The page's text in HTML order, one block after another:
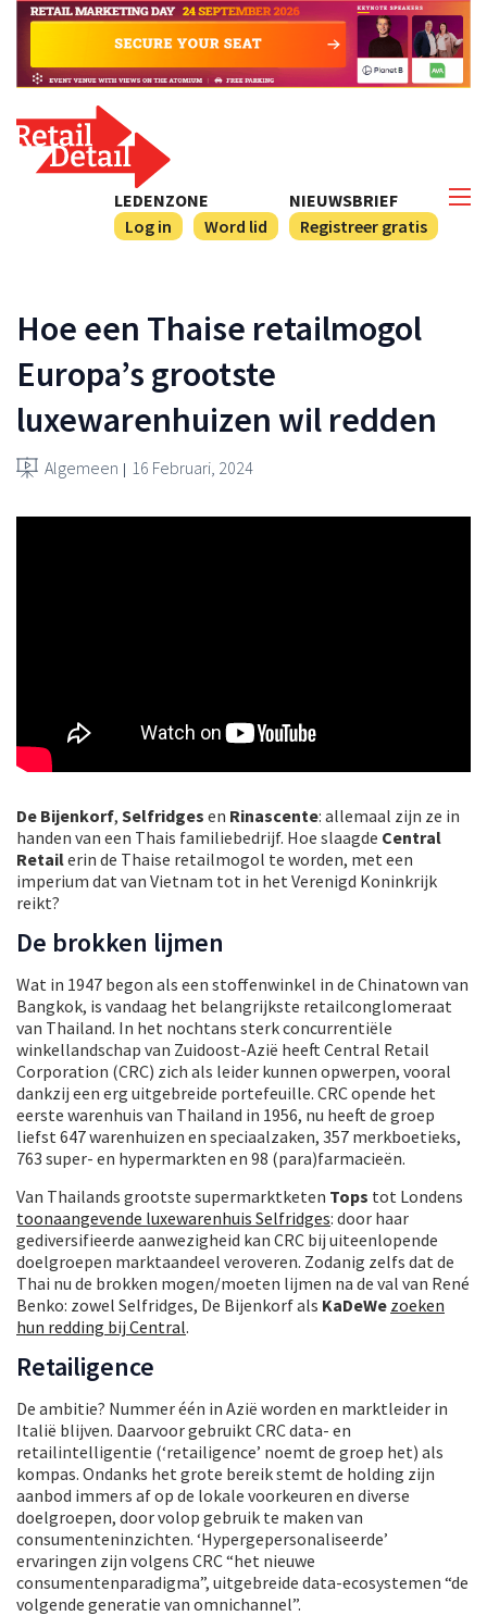
NIEUWSBRIEF
Registreer gratis
LEDENZONE
Log in
Word lid
Hoe een Thaise retailmogol
Europa’s grootste
luxewarenhuizen wil redden
Algemeen 16 Februari, 2024
De Bijenkorf, Selfridges en Rinascente: allemaal zijn ze in
handen van een Thais familiebedrijf. Hoe slaagde Central
Retailerin de Thaise retailmogol te worden, met een
imperium dat van Vietnam tot in het Verenigd Koninkrijk
reikt?
De brokken lijmen
Wat in 1947 begon als een stoffenwinkel in de Chinatown van
Bangkok, is vandaag het belangrijkste retailconglomeraat
van Thailand. In het nochtans sterk concurrentiële
winkellandschap van Zuidoost-Azië heeft Central Retail
Corporation (CRC) zich als leider kunnen opwerpen, vooral
dankzij een erg uitgebreide portefeuille. CRC opende het
eerste warenhuis van Thailand in 1956, nu heeft de groep
liefst 647 warenhuizen en speciaalzaken, 357 merkboetieks,
763 super- en hypermarkten en 98 (para)farmacieën.
Van Thailands grootste supermarktketen Tops tot Londens
toonaangevende luxewarenhuis Selfridges: door haar
gediversifieerde aanwezigheid kan CRC bij uiteenlopende
doelgroepen marktaandeel veroveren. Zodanig zelfs dat de
Thai nu de brokken mogen/moeten lijmen na de val van René
Benko: zowel Selfridges, De Bijenkorf als KaDeWe zoeken
hun redding bij Central.
Retailigence
De ambitie? Nummer één in Azië worden en marktleider in
Italië blijven. Daarvoor gebruikt CRC data- en
retailintelligentie (‘retailigence’ noemt de groep het) als
kompas. Ondanks het grote bereik stemt de holding zijn
aanbod immers af op de lokale voorkeuren en diverse
doelgroepen, door volop gebruik te maken van
consumenteninzichten. ‘Hypergepersonaliseerde’
ervaringen zijn volgens CRC “het nieuwe
consumentenparadigma”, uitgebreide data-ecosystemen “de
volgende generatie van omnichannel”.